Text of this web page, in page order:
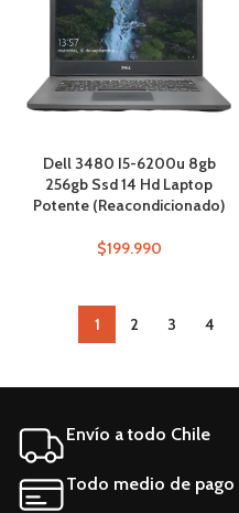
Dell 3480 I5-6200u 8gb
256gb Ssd 14 Hd Laptop
Potente (Reacondicionado)
$199.990
1 2 3 4
Envío a todo Chile
Todo medio de pago